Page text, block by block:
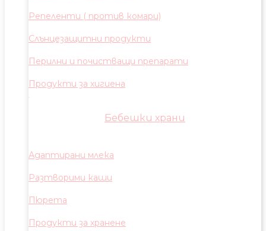
Репеленти ( против комари)
Слънцезащитни продукти
Перилни и почистващи препарати
Продукти за хигиена
Бебешки храни
Адаптирани млека
Разтворими каши
Пюрета
Продукти за хранене